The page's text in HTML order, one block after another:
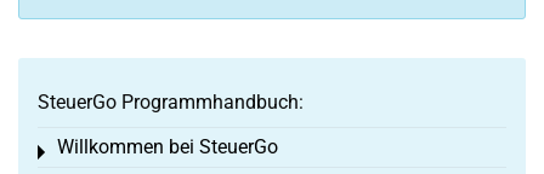
SteuerGo Programmhandbuch:
Willkommen bei SteuerGo
Toggle menu